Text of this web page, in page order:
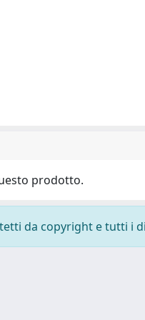
prodotto.
da copyright e tutti i